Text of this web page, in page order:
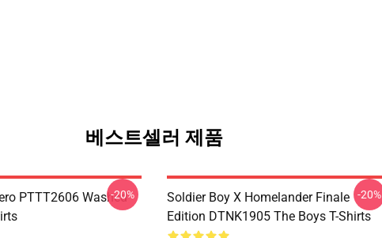
베스트셀러 제품
PTTT2606 Washed
-20%
Soldier Boy X Homelander Finale
Edition DTNK1905 The Boys T-Shirts
-20%